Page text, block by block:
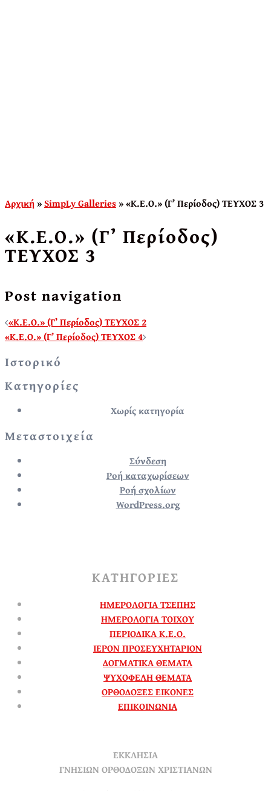
Αρχική »SimpLy Galleries »«Κ.Ε.Ο.» (Γ’ Περίοδος) ΤΕΥΧΟΣ 3
«Κ.Ε.Ο.» (Γ’ Περίοδος)
ΤΕΥΧΟΣ 3
Post navigation
«Κ.Ε.Ο.» (Γ’ Περίοδος) ΤΕΥΧΟΣ 2
«Κ.Ε.Ο.» (Γ’ Περίοδος) ΤΕΥΧΟΣ 4
Ιστορικό
Kατηγορίες
Χωρίς κατηγορία
Μεταστοιχεία
Σύνδεση
Ροή καταχωρίσεων
Ροή σχολίων
WordPress.org
ΚΑΤΗΓΟΡΙΕΣ
ΗΜΕΡΟΛΟΓΙΑ ΤΣΕΠΗΣ
ΗΜΕΡΟΛΟΓΙΑ ΤΟΙΧΟΥ
ΠΕΡΙΟΔΙΚΑ Κ.Ε.Ο.
ΙΕΡΟΝ ΠΡΟΣΕΥΧΗΤΑΡΙΟΝ
ΔΟΓΜΑΤΙΚΑ ΘΕΜΑΤΑ
ΨΥΧΟΦΕΛΗ ΘΕΜΑΤΑ
ΟΡΘΟΔΟΞΕΣ ΕΙΚΟΝΕΣ
ΕΠΙΚΟΙΝΩΝΙΑ
ΕΚΚΛΗΣΙΑ
ΓΝΗΣΙΩΝ ΟΡΘΟΔΟΞΩΝ ΧΡΙΣΤΙΑΝΩΝ